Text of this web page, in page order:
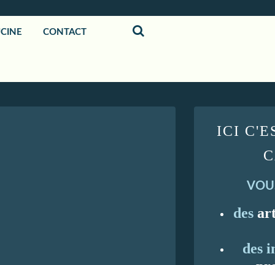
CONTACT
ICI
des
des